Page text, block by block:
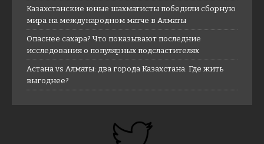
Казахстанские юные шахматисты победили сборную
мира на международном матче в Алматы
Опаснее сахара? Что показывают последние
исследования о популярных подсластителях
Астана vs Алматы: два города Казахстана. Где жить
выгоднее?